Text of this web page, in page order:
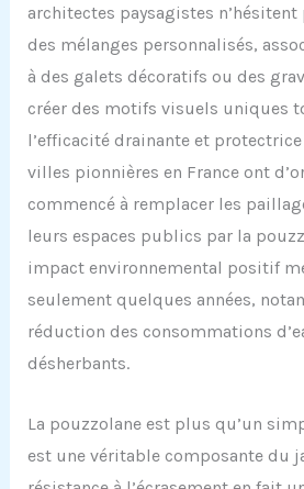
architectes paysagistes
des mélanges personnalisés,
à des galets décoratifs ou des
créer des motifs visuels uniques
l’efficacité drainante et
villes pionnières en France ont
commencé à remplacer les
leurs espaces publics par la
impact environnemental positif
seulement quelques années,
réduction des consommations
désherbants.
La pouzzolane est plus qu’un
est une véritable composante du